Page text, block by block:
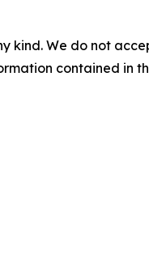
kind. We do not
contained in